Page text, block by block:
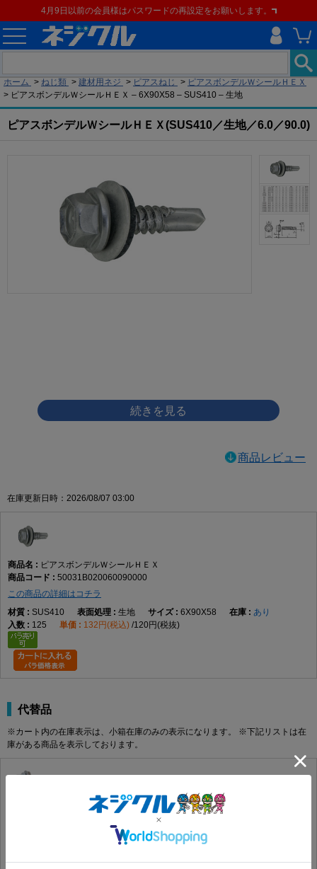
4月9日以前の会員様はパスワードの再設定をお願いします。
ホーム > ねじ類 > 建材用ネジ > ピアスねじ > ピアスボンデルＷシールＨＥＸ
> ピアスボンデルＷシールＨＥＸ – 6X90X58 – SUS410 – 生地
ピアスボンデルＷシールＨＥＸ(SUS410／生地／6.0／90.0)
商品レビュー
在庫更新日時：2026/08/07 03:00
ピアスボンデルＷシールＨＥＸ
50031B020060090000
この商品の詳細はコチラ
SUS410
生地 6X90X58
あり
125
132円(税込) 120円(税抜)
代替品
※カート内の在庫表示は、小箱在庫のみの表示になります。 ※下記リストは在
庫がある商品を表示しております。
フラッシュポイント（シールＨＥＸ
500320080060090000